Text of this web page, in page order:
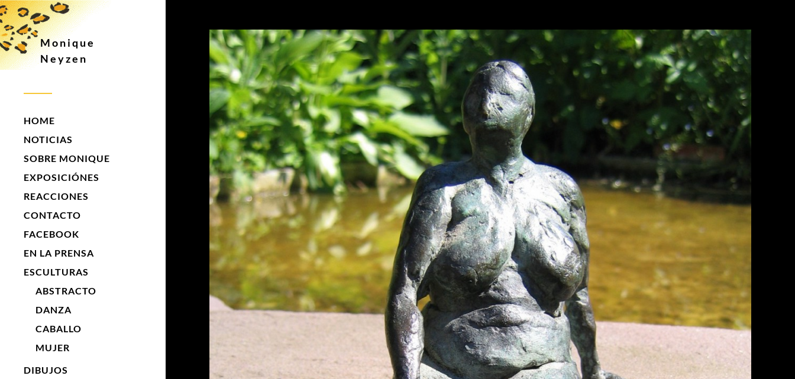
Monique
Neyzen
HOME
NOTICIAS
SOBRE MONIQUE
EXPOSICIÓNES
REACCIONES
CONTACTO
FACEBOOK
EN LA PRENSA
ESCULTURAS
ABSTRACTO
DANZA
CABALLO
MUJER
DIBUJOS